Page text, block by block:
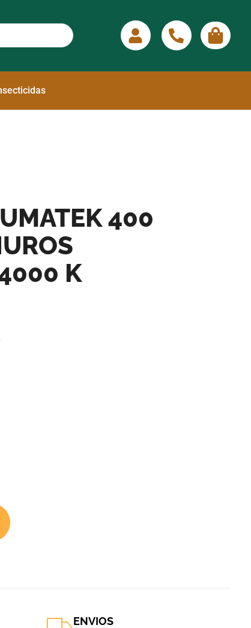
400
K
ENVIOS